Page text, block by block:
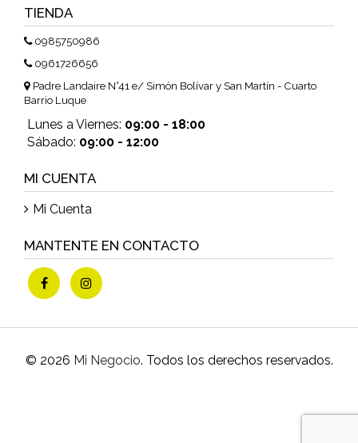
TIENDA
0985750986
0961726656
Padre Landaire N°41 e/ Simón Bolívar y San Martín - Cuarto
Barrio Luque
Lunes a Viernes: 09:00 - 18:00
Sábado: 09:00 - 12:00
MI CUENTA
Mi Cuenta
MANTENTE EN CONTACTO
© 2026 Mi Negocio. Todos los derechos reservados.